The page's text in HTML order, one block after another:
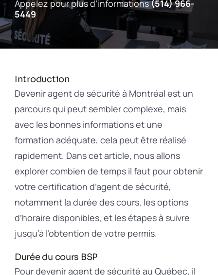
Contact
English
Appelez pour plus d’informations(514) 966-
5449
Introduction
Devenir agent de sécurité à Montréal est un
parcours qui peut sembler complexe, mais
avec les bonnes informations et une
formation adéquate, cela peut être réalisé
rapidement. Dans cet article, nous allons
explorer combien de temps il faut pour obtenir
votre certification d’agent de sécurité,
notamment la durée des cours, les options
d’horaire disponibles, et les étapes à suivre
jusqu’à l’obtention de votre permis.
Durée du cours BSP
Pour devenir agent de sécurité au Québec, il